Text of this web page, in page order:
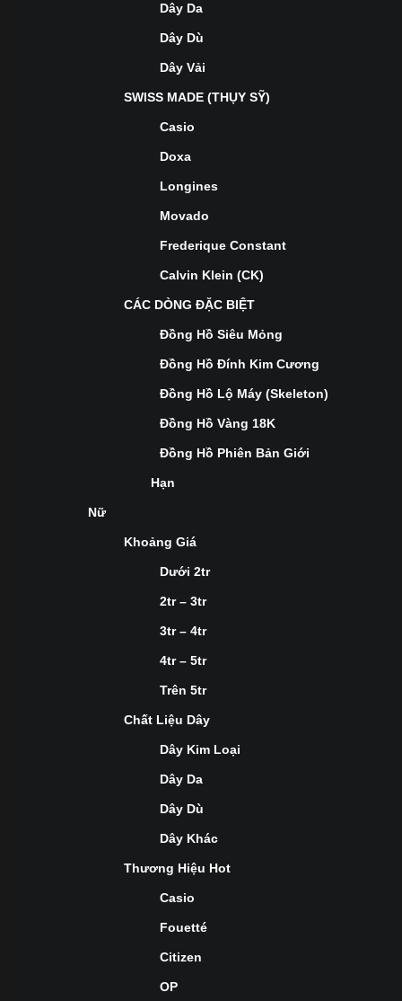
Dây Da
Dây Dù
Dây Vải
SWISS MADE (THỤY SỸ)
Casio
Doxa
Longines
Movado
Frederique Constant
Calvin Klein (CK)
CÁC DÒNG ĐẶC BIỆT
Đồng Hồ Siêu Mỏng
Đồng Hồ Đính Kim Cương
Đồng Hồ Lộ Máy (Skeleton)
Đồng Hồ Vàng 18K
Đồng Hồ Phiên Bản Giới
Hạn
Nữ
Khoảng Giá
Dưới 2tr
2tr – 3tr
3tr – 4tr
4tr – 5tr
Trên 5tr
Chất Liệu Dây
Dây Kim Loại
Dây Da
Dây Dù
Dây Khác
Thương Hiệu Hot
Casio
Fouetté
Citizen
OP